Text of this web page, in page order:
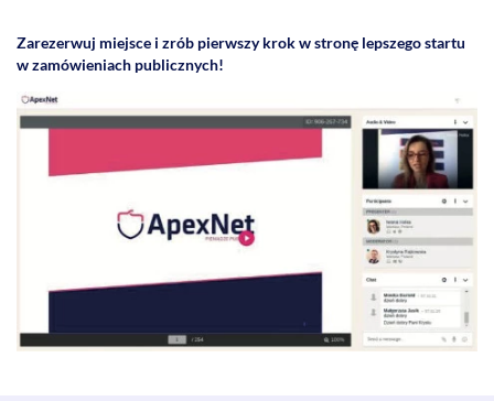
Zarezerwuj miejsce i zrób pierwszy krok w stronę lepszego startu
w zamówieniach publicznych!